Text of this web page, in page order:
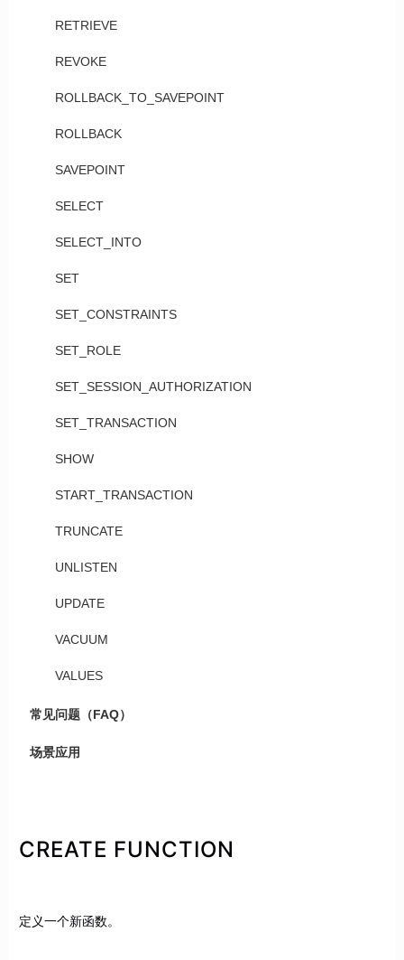
RETRIEVE
REVOKE
ROLLBACK_TO_SAVEPOINT
ROLLBACK
SAVEPOINT
SELECT
SELECT_INTO
SET
SET_CONSTRAINTS
SET_ROLE
SET_SESSION_AUTHORIZATION
SET_TRANSACTION
SHOW
START_TRANSACTION
TRUNCATE
UNLISTEN
UPDATE
VACUUM
VALUES
常见问题（FAQ）
场景应用
CREATE FUNCTION
定义一个新函数。